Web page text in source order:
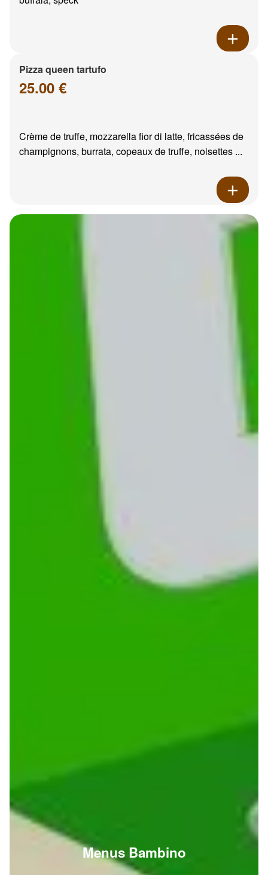
Pizza queen tartufo
25.00 €
Crème de truffe, mozzarella fior di latte, fricassées de
champignons, burrata, copeaux de truffe, noisettes ...
Menus Bambino